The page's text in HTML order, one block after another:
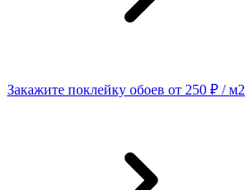
Закажите поклейку обоев от 250 ₽ / м2